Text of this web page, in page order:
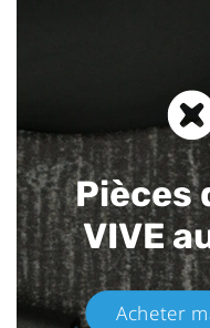
Pièces
VIVE
Acheter